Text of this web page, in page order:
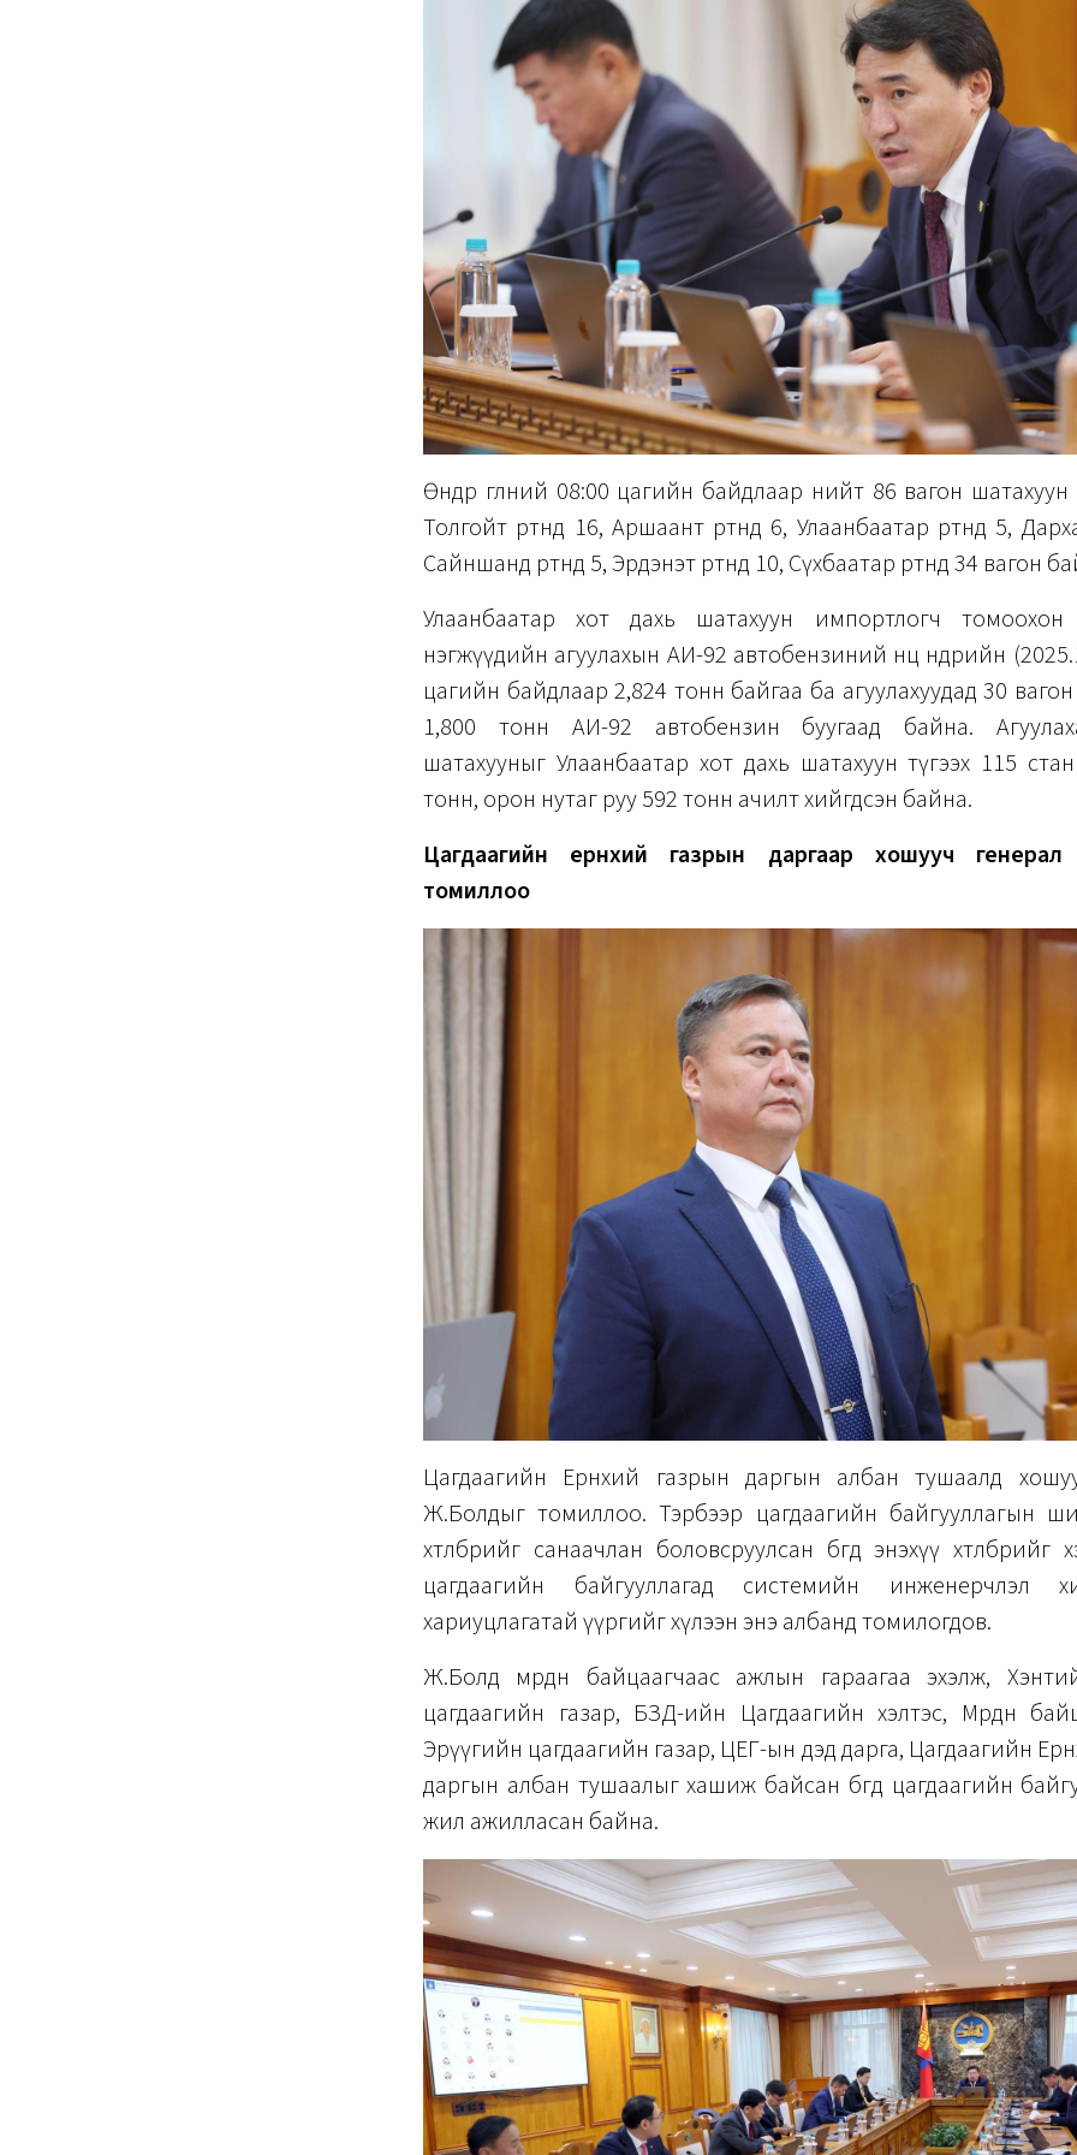
Өнөөдөр өглөөний 08:00 цагийн байдлаар нийт 86 вагон
Толгойт өртөөнд 16, Аршаант өртөөнд 6, Улаанбаатар өртөөнд 5,
Сайншанд өртөөнд 5, Эрдэнэт өртөөнд 10, Сүхбаатар өртөөнд 34 вагон
Улаанбаатар хот дахь шатахуун импортлогч
нэгжүүдийн агуулахын АИ-92 автобензиний нөөц өнөөдрийн
цагийн байдлаар 2,824 тонн байгаа ба агуулахуудад 30
1,800 тонн АИ-92 автобензин буугаад байна.
шатахууныг Улаанбаатар хот дахь шатахуун түгээх 115
тонн, орон нутаг руу 592 тонн ачилт хийгдсэн байна.
Цагдаагийн ерөнхий газрын даргаар хошууч
томиллоо
Цагдаагийн Ерөнхий газрын даргын албан тушаалд
Ж.Болдыг томиллоо. Тэрбээр цагдаагийн байгууллагын
хөтөлбөрийг санаачлан боловсруулсан бөгөөд энэхүү хөтөлбөрийг
цагдаагийн байгууллагад системийн инженерчлэл
хариуцлагатай үүргийг хүлээн энэ албанд томилогдов.
Ж.Болд мөрдөн байцаагчаас ажлын гараагаа эхэлж,
цагдаагийн газар, БЗД-ийн Цагдаагийн хэлтэс, Мөрдөн
Эрүүгийн цагдаагийн газар, ЦЕГ-ын дэд дарга, Цагдаагийн
даргын албан тушаалыг хашиж байсан бөгөөд цагдаагийн
жил ажилласан байна.